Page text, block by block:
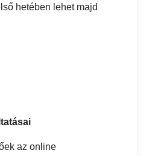
hetében lehet majd
az online